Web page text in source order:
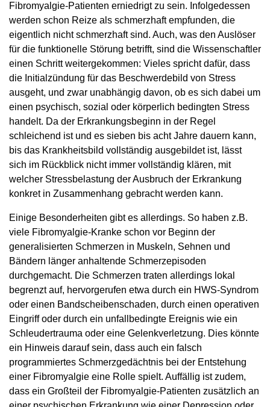
Fibromyalgie-Patienten erniedrigt zu sein. Infolgedessen
werden schon Reize als schmerzhaft empfunden, die
eigentlich nicht schmerzhaft sind. Auch, was den Auslöser
für die funktionelle Störung betrifft, sind die Wissenschaftler
einen Schritt weitergekommen: Vieles spricht dafür, dass
die Initialzündung für das Beschwerdebild von Stress
ausgeht, und zwar unabhängig davon, ob es sich dabei um
einen psychisch, sozial oder körperlich bedingten Stress
handelt. Da der Erkrankungsbeginn in der Regel
schleichend ist und es sieben bis acht Jahre dauern kann,
bis das Krankheitsbild vollständig ausgebildet ist, lässt
sich im Rückblick nicht immer vollständig klären, mit
welcher Stressbelastung der Ausbruch der Erkrankung
konkret in Zusammenhang gebracht werden kann.
Einige Besonderheiten gibt es allerdings. So haben z.B.
viele Fibromyalgie-Kranke schon vor Beginn der
generalisierten Schmerzen in Muskeln, Sehnen und
Bändern länger anhaltende Schmerz­episoden
durchgemacht. Die Schmerzen traten allerdings lokal
begrenzt auf, hervorgerufen etwa durch ein HWS-Syndrom
oder einen Bandscheibenschaden, durch einen operativen
Eingriff oder durch ein unfallbedingte Ereignis wie ein
Schleudertrauma oder eine Gelenkverletzung. Dies könnte
ein Hinweis darauf sein, dass auch ein falsch
programmiertes Schmerzgedächtnis bei der Entstehung
einer Fibromyalgie eine Rolle spielt. Auffällig ist zudem,
dass ein Großteil der Fibromyalgie-Patienten zusätzlich an